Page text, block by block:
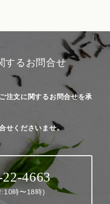
するお問合せ
注文に関するお問合せを承
せくださいませ。
4663
時〜18時)